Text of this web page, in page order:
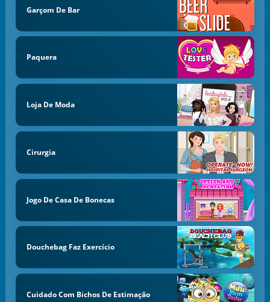
Garçom De Bar
Paquera
Loja De Moda
Cirurgia
Jogo De Casa De Bonecas
Douchebag Faz Exercício
Cuidado Com Bichos De Estimação